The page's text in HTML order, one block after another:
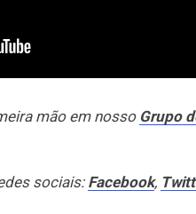
mão em nosso Grupo
sociais: Facebook,